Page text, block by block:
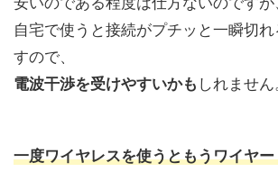
自宅で使うと接続がプチッと一瞬切れ
すので、
電波干渉を受けやすいかも しれません
一度ワイヤレスを使うともうワイヤ